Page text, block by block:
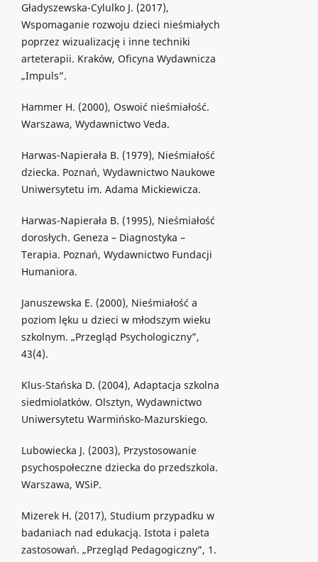
Gładyszewska-Cylulko J. (2017),
Wspomaganie rozwoju dzieci nieśmiałych
poprzez wizualizację i inne techniki
arteterapii. Kraków, Oficyna Wydawnicza
„Impuls”.
Hammer H. (2000), Oswoić nieśmiałość.
Warszawa, Wydawnictwo Veda.
Harwas-Napierała B. (1979), Nieśmiałość
dziecka. Poznań, Wydawnictwo Naukowe
Uniwersytetu im. Adama Mickiewicza.
Harwas-Napierała B. (1995), Nieśmiałość
dorosłych. Geneza – Diagnostyka –
Terapia. Poznań, Wydawnictwo Fundacji
Humaniora.
Januszewska E. (2000), Nieśmiałość a
poziom lęku u dzieci w młodszym wieku
szkolnym. „Przegląd Psychologiczny”,
43(4).
Klus-Stańska D. (2004), Adaptacja szkolna
siedmiolatków. Olsztyn, Wydawnictwo
Uniwersytetu Warmińsko-Mazurskiego.
Lubowiecka J. (2003), Przystosowanie
psychospołeczne dziecka do przedszkola.
Warszawa, WSiP.
Mizerek H. (2017), Studium przypadku w
badaniach nad edukacją. Istota i paleta
zastosowań. „Przegląd Pedagogiczny”, 1.